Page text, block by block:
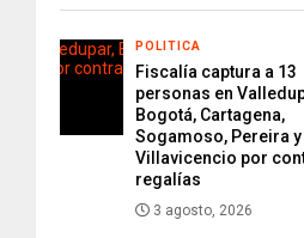
POLITICA
Fiscalía captura a 13
personas en
Bogotá, Cartagena,
Sogamoso, Pereira y
Villavicencio por
regalías
3 agosto, 2026